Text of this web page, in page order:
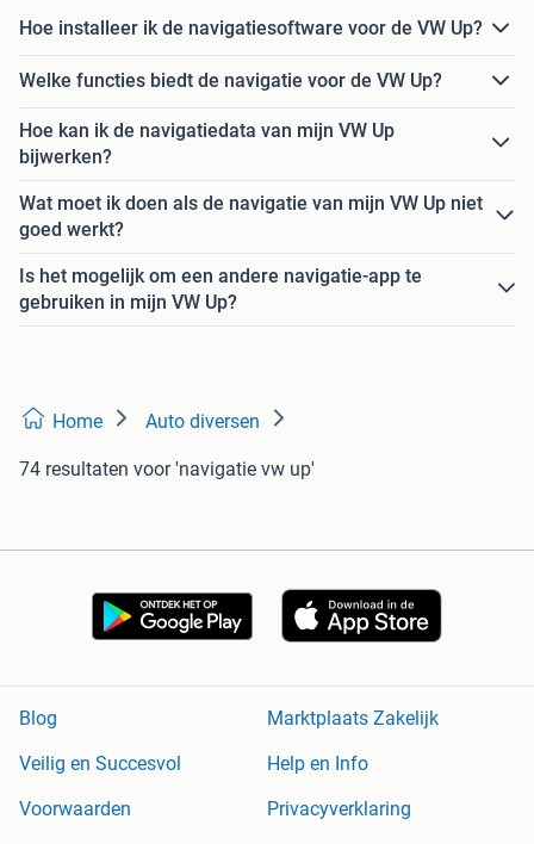
Hoe installeer ik de navigatiesoftware voor de VW Up?
Welke functies biedt de navigatie voor de VW Up?
Hoe kan ik de navigatiedata van mijn VW Up
bijwerken?
Wat moet ik doen als de navigatie van mijn VW Up niet
goed werkt?
Is het mogelijk om een andere navigatie-app te
gebruiken in mijn VW Up?
Home Auto diversen
74 resultaten voor 'navigatie vw up'
Blog
Marktplaats Zakelijk
Veilig en Succesvol
Help en Info
Voorwaarden
Privacyverklaring